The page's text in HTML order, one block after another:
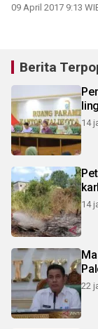
09 April 2017 9:13
Berita
14
14
22